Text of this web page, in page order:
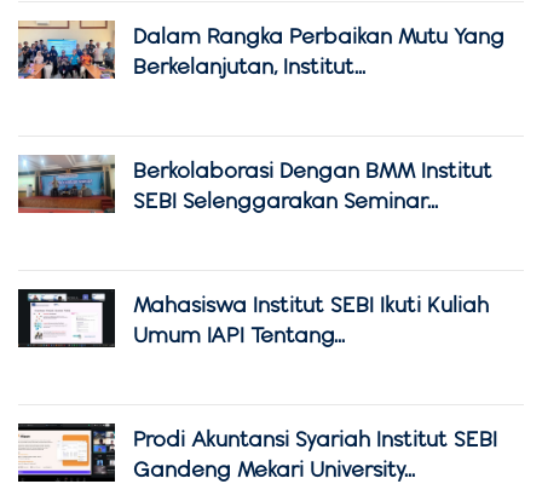
Dalam Rangka Perbaikan Mutu Yang
Berkelanjutan, Institut...
Berkolaborasi Dengan BMM Institut
SEBI Selenggarakan Seminar...
Mahasiswa Institut SEBI Ikuti Kuliah
Umum IAPI Tentang...
Prodi Akuntansi Syariah Institut SEBI
Gandeng Mekari University...